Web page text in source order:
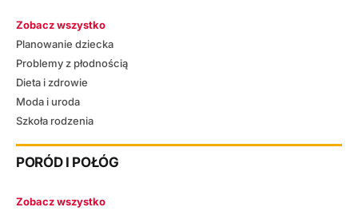
Zobacz wszystko
Planowanie dziecka
Problemy z płodnością
Dieta i zdrowie
Moda i uroda
Szkoła rodzenia
PORÓD I POŁÓG
Zobacz wszystko